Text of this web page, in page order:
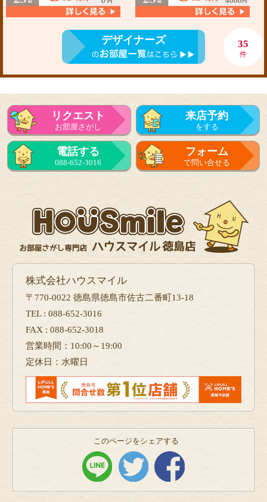
デザイナーズ 35
件
リクエスト
お部屋さがし
来店予約
をする
電話する
088-652-3016
フォーム
で問い合せる
株式会社ハウスマイル
〒770-0022 徳島県徳島市佐古二番町13-18
TEL : 088-652-3016
FAX : 088-652-3018
営業時間：10:00～19:00
定休日：水曜日
このページをシェアする